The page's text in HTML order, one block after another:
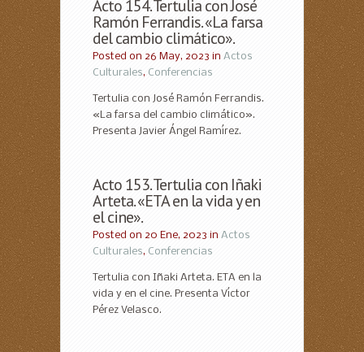
Acto 154. Tertulia con José
Ramón Ferrandis. «La farsa
del cambio climático».
Posted on 26 May, 2023 in Actos
Culturales, Conferencias
Tertulia con José Ramón Ferrandis.
«La farsa del cambio climático».
Presenta Javier Ángel Ramírez.
Acto 153. Tertulia con Iñaki
Arteta. «ETA en la vida y en
el cine».
Posted on 20 Ene, 2023 in Actos
Culturales, Conferencias
Tertulia con Iñaki Arteta. ETA en la
vida y en el cine. Presenta Víctor
Pérez Velasco.